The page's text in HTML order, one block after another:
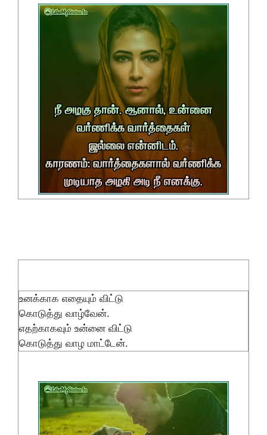
உனக்காக எதையும் விட்டு
கொடுத்து வாழ்வேன்.
எதற்காகவும் உன்னை விட்டு
கொடுத்து வாழ மாட்டேன்.